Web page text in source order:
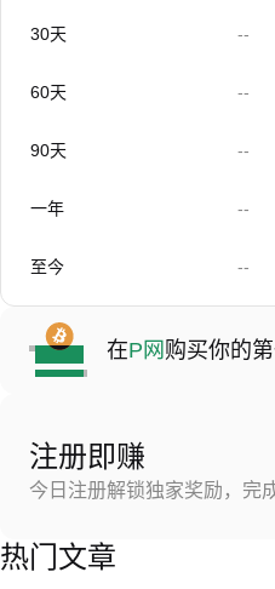
30天 --
60天 --
90天 --
一年 --
至今 --
在P网 购买你的
注册即赚
今日注册解锁独家奖励，完
热门文章